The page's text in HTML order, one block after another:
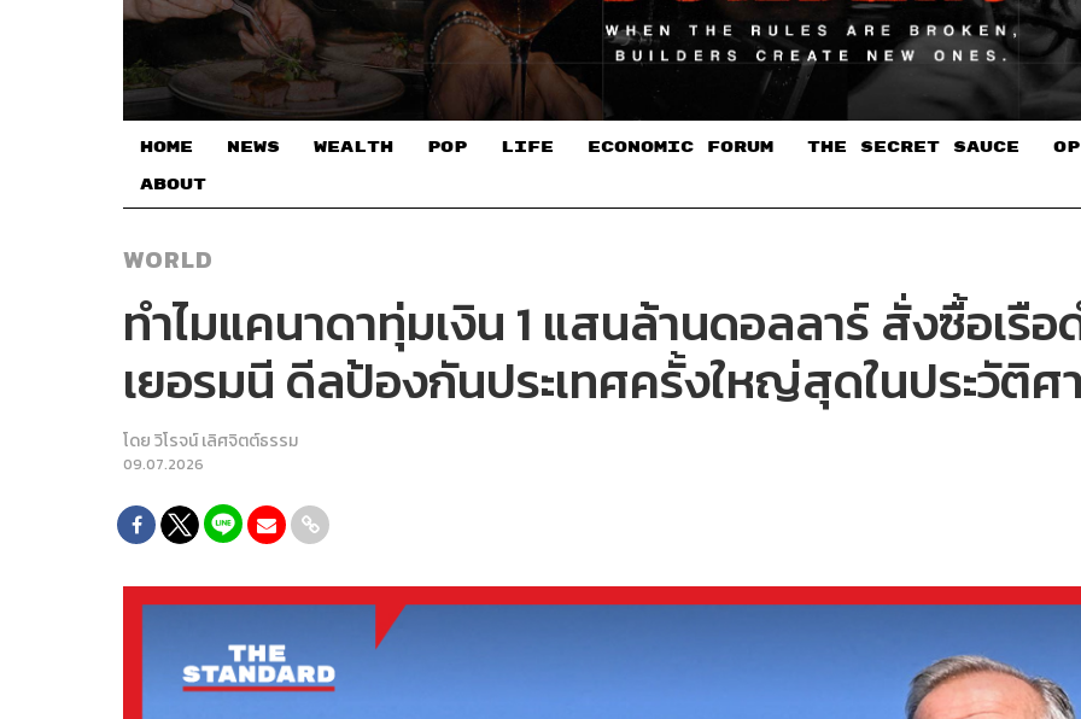
HOME NEWS WEALTH POP LIFE ECONOMIC FORUM THE SECRET SAUCE​
ABOUT
WORLD
ทำไมแคนาดาทุ่มเงิน 1 แสนล้านดอลลาร์ สั่งซื้อเรือ
เยอรมนี ดีลป้องกันประเทศครั้งใหญ่สุดในประวัติ
โดยวิโรจน์ เลิศจิตต์ธรรม
09.07.2026